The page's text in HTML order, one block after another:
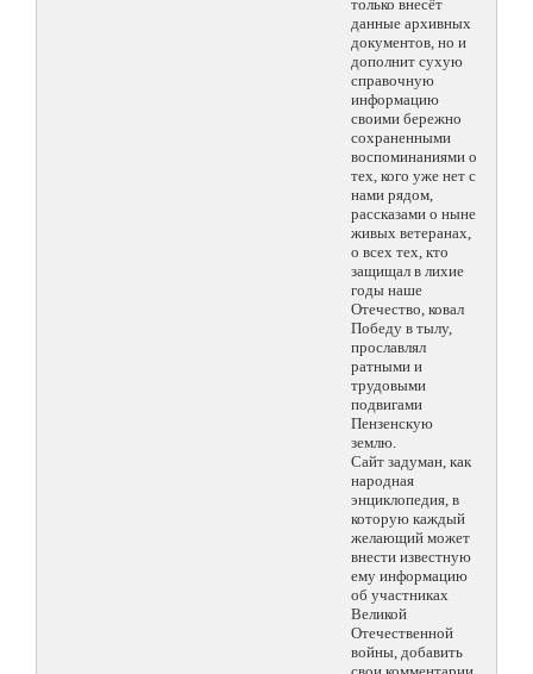
только внесёт
данные архивных
документов, но и
дополнит сухую
справочную
информацию
своими бережно
сохраненными
воспоминаниями о
тех, кого уже нет с
нами рядом,
рассказами о ныне
живых ветеранах,
о всех тех, кто
защищал в лихие
годы наше
Отечество, ковал
Победу в тылу,
прославлял
ратными и
трудовыми
подвигами
Пензенскую
землю.
Сайт задуман, как
народная
энциклопедия, в
которую каждый
желающий может
внести известную
ему информацию
об участниках
Великой
Отечественной
войны, добавить